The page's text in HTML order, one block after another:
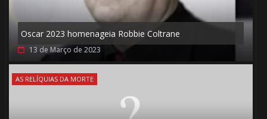
Oscar 2023 homenageia Robbie Coltrane
13 de Março de 2023
AS RELÍQUIAS DA MORTE